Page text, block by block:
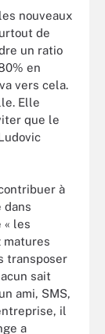
nouveaux
de
un ratio
en
vers cela.
Elle
que le
à
dans
« les
matures
transposer
sait
ami, SMS,
il
a